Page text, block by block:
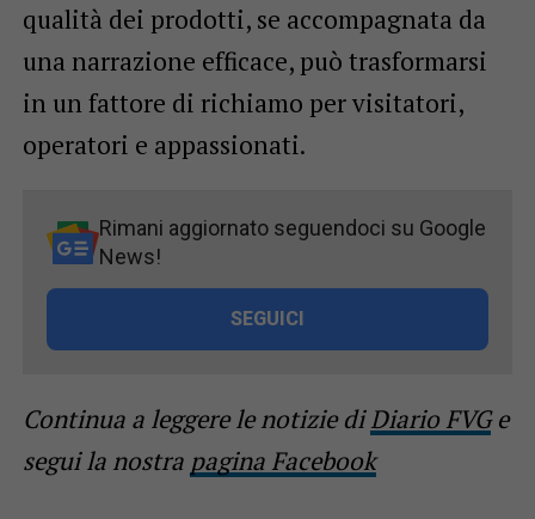
qualità dei prodotti, se accompagnata da
una narrazione efficace, può trasformarsi
in un fattore di richiamo per visitatori,
operatori e appassionati.
Rimani aggiornato seguendoci su Google
News!
SEGUICI
Continua a leggere le notizie diDiario FVGe
segui la nostra pagina Facebook